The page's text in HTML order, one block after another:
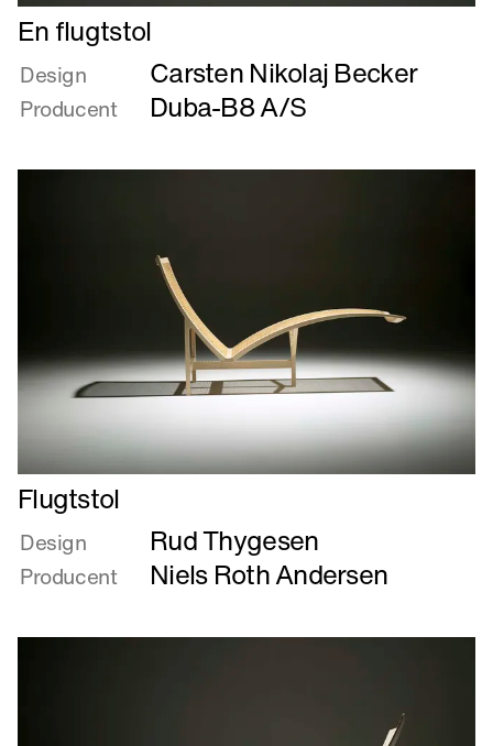
Læs
mere
om
En
flugtstol
En flugtstol
Design Carsten Nikolaj Becker
Producent Duba-B8 A/S
Læs
mere
om
Flugtstol
Flugtstol
Design Rud Thygesen
Producent Niels Roth Andersen